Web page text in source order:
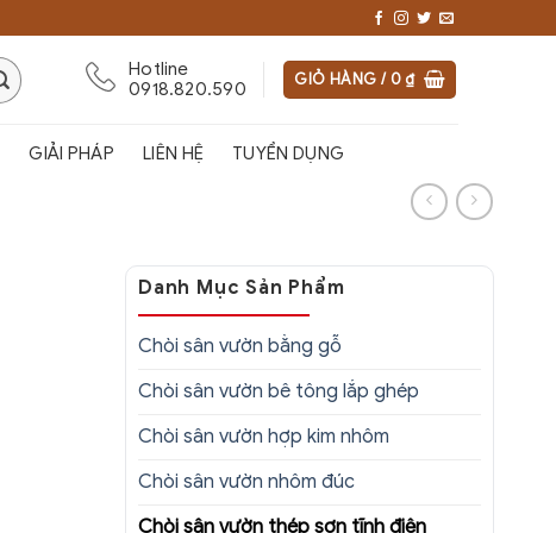
Hotline
0918.820.590
GIỎ HÀNG / 0 ₫
GIẢI PHÁP LIÊN HỆ TUYỂN DỤNG
Danh Mục Sản Phẩm
Chòi sân vườn bằng gỗ
Chòi sân vườn bê tông lắp ghép
Chòi sân vườn hợp kim nhôm
Chòi sân vườn nhôm đúc
Chòi sân vườn thép sơn tĩnh điện